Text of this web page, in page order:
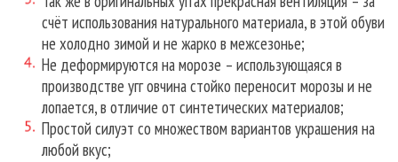
счёт использования натурального материала, в этой обуви
не холодно зимой и не жарко в межсезонье;
Не деформируются на морозе – использующаяся в
производстве угг овчина стойко переносит морозы и не
лопается, в отличие от синтетических материалов;
Простой силуэт со множеством вариантов украшения на
любой вкус;